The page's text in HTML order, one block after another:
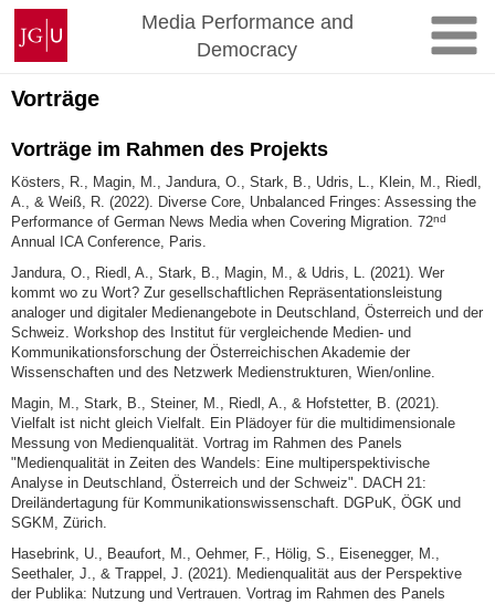
Zum
Inhalt
springen
Johannes
Gutenberg-
Universität
Mainz
Media Performance and
Democracy
Vorträge
Vorträge im Rahmen des Projekts
Kösters, R., Magin, M., Jandura, O., Stark, B., Udris, L., Klein, M., Riedl,
A., & Weiß, R. (2022). Diverse Core, Unbalanced Fringes: Assessing the
Performance of German News Media when Covering Migration. 72nd
Annual ICA Conference, Paris.
Jandura, O., Riedl, A., Stark, B., Magin, M., & Udris, L. (2021). Wer
kommt wo zu Wort? Zur gesellschaftlichen Repräsentationsleistung
analoger und digitaler Medienangebote in Deutschland, Österreich und der
Schweiz. Workshop des Institut für vergleichende Medien- und
Kommunikationsforschung der Österreichischen Akademie der
Wissenschaften und des Netzwerk Medienstrukturen, Wien/online.
Magin, M., Stark, B., Steiner, M., Riedl, A., & Hofstetter, B. (2021).
Vielfalt ist nicht gleich Vielfalt. Ein Plädoyer für die multidimensionale
Messung von Medienqualität. Vortrag im Rahmen des Panels
"Medienqualität in Zeiten des Wandels: Eine multiperspektivische
Analyse in Deutschland, Österreich und der Schweiz". DACH 21:
Dreiländertagung für Kommunikationswissenschaft. DGPuK, ÖGK und
SGKM, Zürich.
Hasebrink, U., Beaufort, M., Oehmer, F., Hölig, S., Eisenegger, M.,
Seethaler, J., & Trappel, J. (2021). Medienqualität aus der Perspektive
der Publika: Nutzung und Vertrauen. Vortrag im Rahmen des Panels